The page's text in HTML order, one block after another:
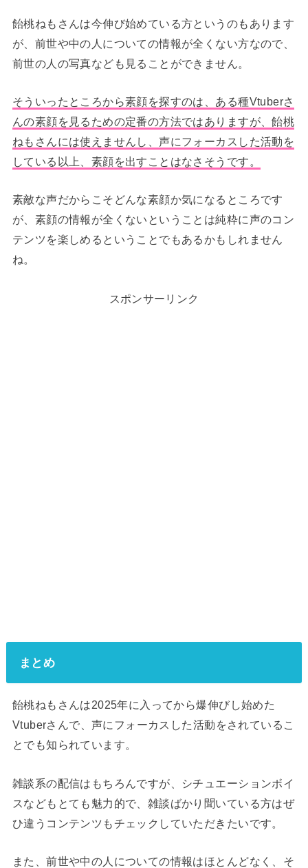
飴桃ねもさんは今伸び始めている方というのもあります
が、前世や中の人についての情報が全くない方なので、
前世の人の写真なども見ることができません。
そういったところから素顔を探すのは、ある種Vtuberさ
んの素顔を見るための定番の方法ではありますが、飴桃
ねもさんには使えませんし、声にフォーカスした活動を
している以上、素顔を出すことはなさそうです。
素敵な声だからこそどんな素顔か気になるところです
が、素顔の情報が全くないということは純粋に声のコン
テンツを楽しめるということでもあるかもしれません
ね。
スポンサーリンク
まとめ
飴桃ねもさんは2025年に入ってから爆伸びし始めた
Vtuberさんで、声にフォーカスした活動をされているこ
とでも知られています。
雑談系の配信はもちろんですが、シチュエーションボイ
スなどもとても魅力的で、雑談ばかり聞いている方はぜ
ひ違うコンテンツもチェックしていただきたいです。
また、前世や中の人についての情報はほとんどなく、そ